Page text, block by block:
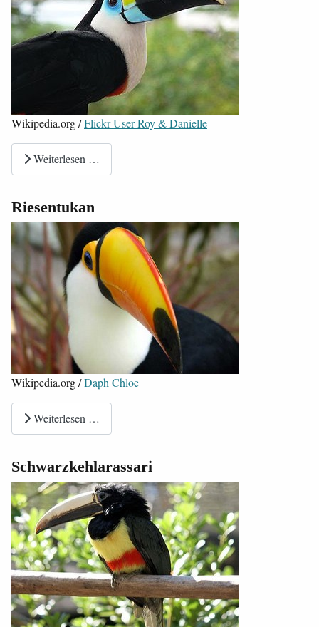
Wikipedia.org /Flickr User Roy & Danielle
Weiterlesen …
Riesentukan
Wikipedia.org /Daph Chloe
Weiterlesen …
Schwarzkehlarassari